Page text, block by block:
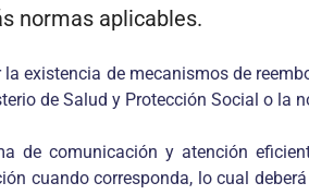
normas aplicables.
la existencia de mecanismos de
de Salud y Protección Social o la
de comunicación y atención
cuando corresponda, lo cual